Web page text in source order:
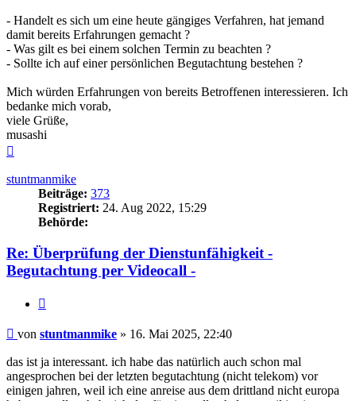
- Handelt es sich um eine heute gängiges Verfahren, hat jemand
damit bereits Erfahrungen gemacht ?
- Was gilt es bei einem solchen Termin zu beachten ?
- Sollte ich auf einer persönlichen Begutachtung bestehen ?
Mich würden Erfahrungen von bereits Betroffenen interessieren. Ich
bedanke mich vorab,
viele Grüße,
musashi
stuntmanmike
Beiträge: 373
Registriert: 24. Aug 2022, 15:29
Behörde:
Re: Überprüfung der Dienstunfähigkeit -
Begutachtung per Videocall -
Beitrag
von stuntmanmike » 16. Mai 2025, 22:40
das ist ja interessant. ich habe das natürlich auch schon mal
angesprochen bei der letzten begutachtung (nicht telekom) vor
einigen jahren, weil ich eine anreise aus dem drittland nicht europa